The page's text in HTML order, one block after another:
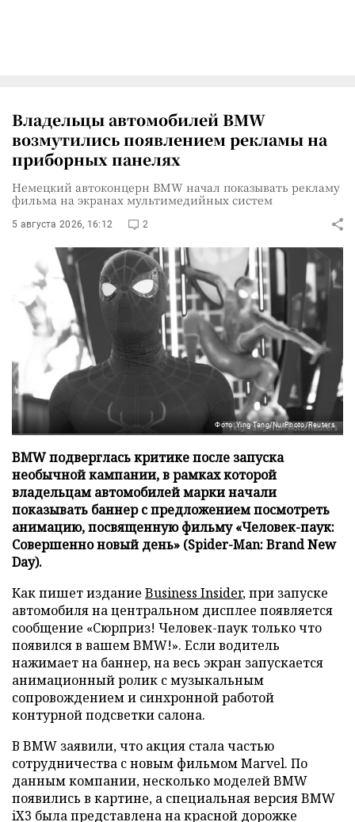
Владельцы автомобилей BMW
возмутились появлением рекламы на
приборных панелях
Немецкий автоконцерн BMW начал показывать рекламу
фильма на экранах мультимедийных систем
5 августа 2026, 16:12 2
Фото: Ying Tang/NurPhoto/Reuters
BMW подверглась критике после запуска
необычной кампании, в рамках которой
владельцам автомобилей марки начали
показывать баннер с предложением посмотреть
анимацию, посвященную фильму «Человек-паук:
Совершенно новый день» (Spider-Man: Brand New
Day).
Как пишет издание Business Insider, при запуске
автомобиля на центральном дисплее появляется
сообщение «Сюрприз! Человек-паук только что
появился в вашем BMW!». Если водитель
нажимает на баннер, на весь экран запускается
анимационный ролик с музыкальным
сопровождением и синхронной работой
контурной подсветки салона.
В BMW заявили, что акция стала частью
сотрудничества с новым фильмом Marvel. По
данным компании, несколько моделей BMW
появились в картине, а специальная версия BMW
iX3 была представлена на красной дорожке